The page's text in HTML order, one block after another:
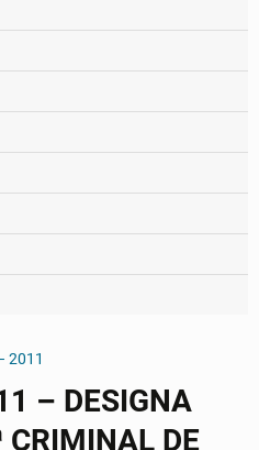
2011
– DESIGNA
CRIMINAL DE